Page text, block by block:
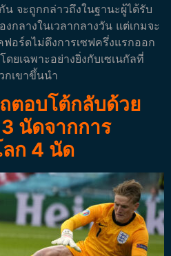
จะถูกกล่าวถึงในฐานะผู้ได้รับ
กลางในเวลากลางวัน แต่เกมจะ
ฟอร์ดไม่ดึงการเซฟครึ่งแรกออก
ยเฉพาะอย่างยิ่งกับเซเนกัลที่
กเขาขึ้นนำ
ตอบโต้กลับด้วย
นัดจากการ
ก 4 นัด